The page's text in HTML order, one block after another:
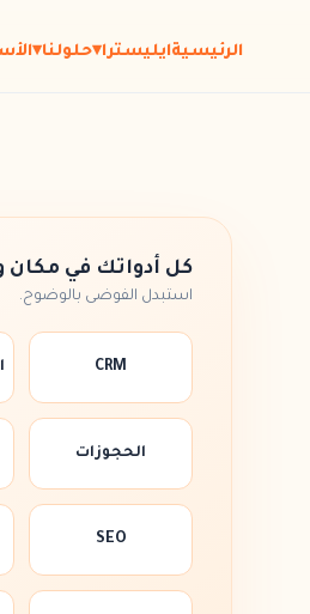
الرئيسيةايليسترا▾حلولنا▾
كل أدواتك في مكان
استبدل الفوضى بالوضوح.
CRM
الحجوزات
SEO